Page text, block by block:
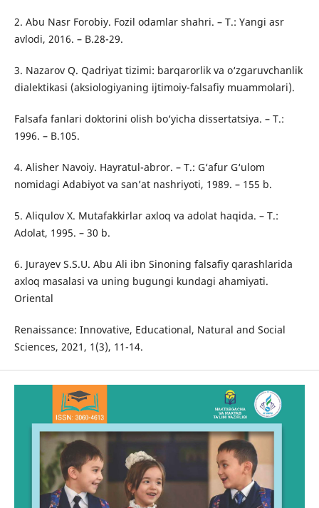
2. Abu Nasr Forobiy. Fozil odamlar shahri. – T.: Yangi asr
avlodi, 2016. – B.28-29.
3. Nazarov Q. Qadriyat tizimi: barqarorlik va o‘zgaruvchanlik
dialektikasi (aksiologiyaning ijtimoiy-falsafiy muammolari).
Falsafa fanlari doktorini olish bo‘yicha dissertatsiya. – T.:
1996. – B.105.
4. Alisher Navoiy. Hayratul-abror. – T.: G‘afur G‘ulom
nomidagi Adabiyot va san’at nashriyoti, 1989. – 155 b.
5. Aliqulov X. Mutafakkirlar axloq va adolat haqida. – T.:
Adolat, 1995. – 30 b.
6. Jurayev S.S.U. Abu Ali ibn Sinoning falsafiy qarashlarida
axloq masalasi va uning bugungi kundagi ahamiyati.
Oriental
Renaissance: Innovative, Educational, Natural and Social
Sciences, 2021, 1(3), 11-14.